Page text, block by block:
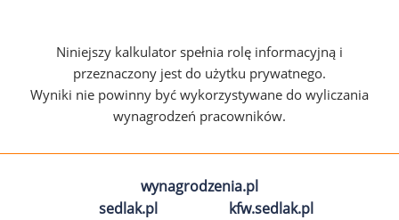
Niniejszy kalkulator spełnia rolę informacyjną i
przeznaczony jest do użytku prywatnego.
Wyniki nie powinny być wykorzystywane do wyliczania
wynagrodzeń pracowników.
wynagrodzenia.pl
sedlak.pl
kfw.sedlak.pl